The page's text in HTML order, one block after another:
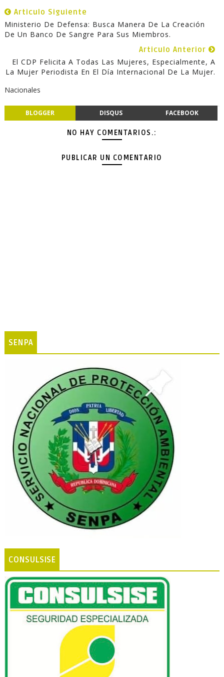
Articulo Siguiente
Ministerio De Defensa: Busca Manera De La Creación
De Un Banco De Sangre Para Sus Miembros.
Articulo Anterior
El CDP Felicita A Todas Las Mujeres, Especialmente, A
La Mujer Periodista En El Día Internacional De La Mujer.
Nacionales
BLOGGER DISQUS FACEBOOK
NO HAY COMENTARIOS.:
PUBLICAR UN COMENTARIO
SENPA
CONSULSISE